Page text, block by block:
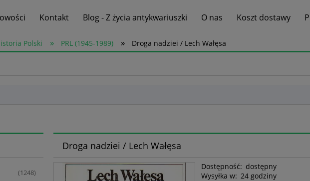
Kontakt Blog - Z życia antykwariuszki O nas Koszt dostawy
Polski » PRL (1945-1989) » Droga nadziei / Lech Wałęsa
(1248)
Droga nadziei / Lech Wałęsa
Dostępność: dostępny
Wysyłka w: 24 godziny